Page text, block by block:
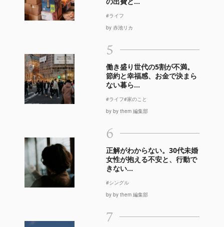
#ライフ
by 赤池リカ
5
働き盛り世代の5割が不満。
節約と幸福感、お金で決まら
ない暮ら...
#ライフ#家のこと
by by them 編集部
6
正解がわからない。30代未婚
女性が抱える不安と、行動で
きない...
#シングル
by by them 編集部
7